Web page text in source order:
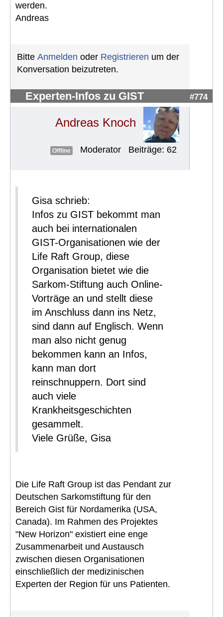
werden.
Andreas
Bitte Anmelden oder Registrieren um der
Konversation beizutreten.
Experten-Infos zu GIST #774
Andreas Knoch
Offline Moderator Beiträge: 62
Gisa schrieb:
Infos zu GIST bekommt man
auch bei internationalen
GIST-Organisationen wie der
Life Raft Group, diese
Organisation bietet wie die
Sarkom-Stiftung auch Online-
Vorträge an und stellt diese
im Anschluss dann ins Netz,
sind dann auf Englisch. Wenn
man also nicht genug
bekommen kann an Infos,
kann man dort
reinschnuppern. Dort sind
auch viele
Krankheitsgeschichten
gesammelt.
Viele Grüße, Gisa
Die Life Raft Group ist das Pendant zur
Deutschen Sarkomstiftung für den
Bereich Gist für Nordamerika (USA,
Canada). Im Rahmen des Projektes
"New Horizon" existiert eine enge
Zusammenarbeit und Austausch
zwischen diesen Organisationen
einschließlich der medizinischen
Experten der Region für uns Patienten.